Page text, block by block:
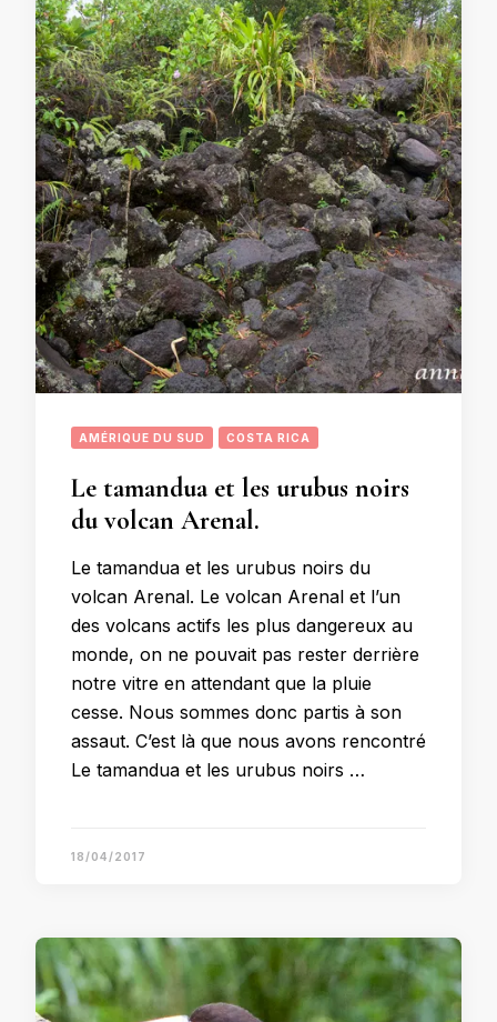
AMÉRIQUE DU SUD COSTA RICA
Le tamandua et les urubus noirs
du volcan Arenal.
Le tamandua et les urubus noirs du
volcan Arenal. Le volcan Arenal et l’un
des volcans actifs les plus dangereux au
monde, on ne pouvait pas rester derrière
notre vitre en attendant que la pluie
cesse. Nous sommes donc partis à son
assaut. C’est là que nous avons rencontré
Le tamandua et les urubus noirs …
18/04/2017